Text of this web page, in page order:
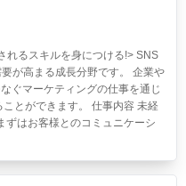
れるスキルを身につける!> SNS
が高まる成長分野です。 企業や
ぐマーケティングの仕事を通じ
とができます。 仕事内容 未経
ずはお客様とのコミュニケーシ